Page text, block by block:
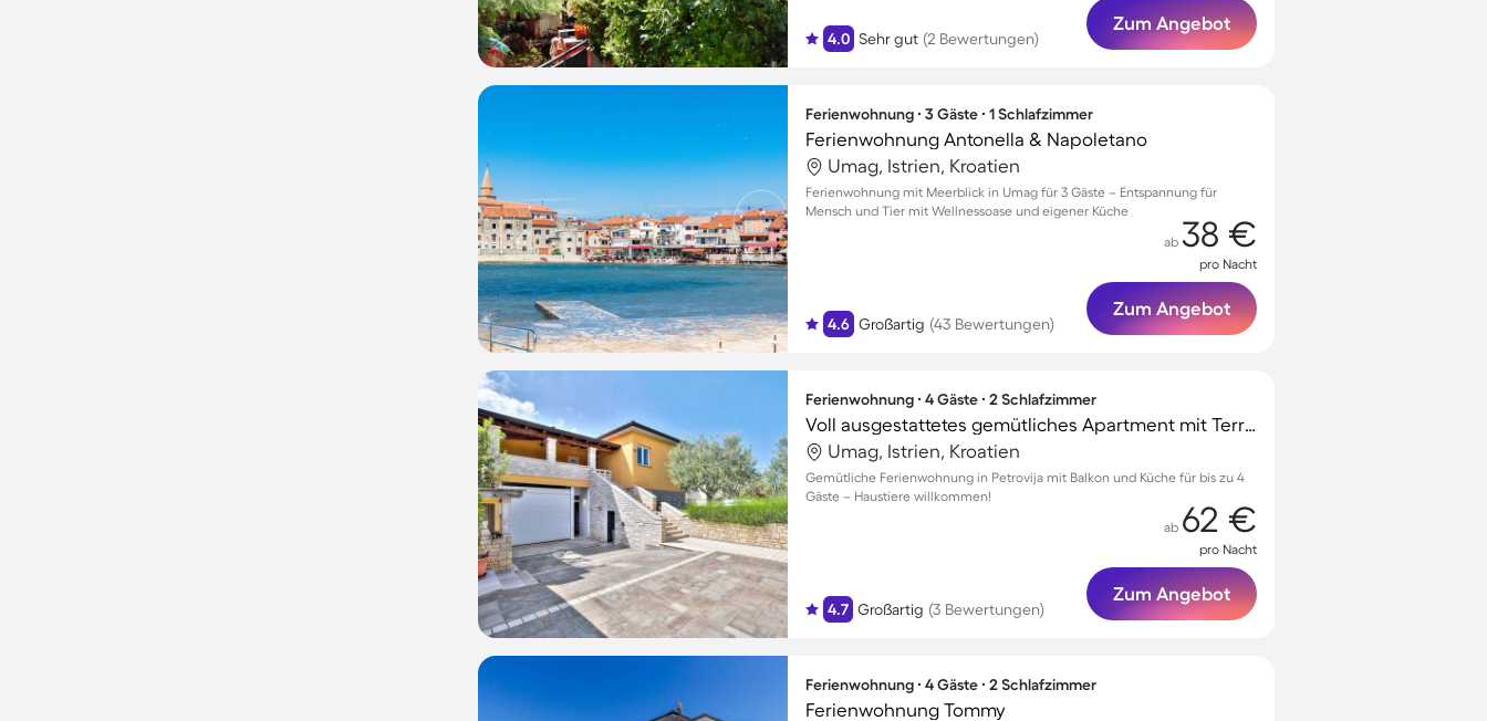
4.0 Sehr gut (2 Bewertungen)
Zum Angebot
Ferienwohnung ∙ 3 Gäste ∙ 1 Schlafzimmer
Ferienwohnung Antonella & Napoletano
Umag, Istrien, Kroatien
Ferienwohnung mit Meerblick in Umag für 3 Gäste – Entspannung für
Mensch und Tier mit Wellnessoase und eigener Küche
4.6 Großartig (43 Bewertungen)
ab 38 €
pro Nacht
Zum Angebot
Ferienwohnung ∙ 4 Gäste ∙ 2 Schlafzimmer
Voll ausgestattetes gemütliches Apartment mit Terrasse und Grill | Haustiere sind willkommen
Umag, Istrien, Kroatien
Gemütliche Ferienwohnung in Petrovija mit Balkon und Küche für bis zu 4
Gäste – Haustiere willkommen!
4.7 Großartig (3 Bewertungen)
ab 62 €
pro Nacht
Zum Angebot
Ferienwohnung ∙ 4 Gäste ∙ 2 Schlafzimmer
Ferienwohnung Tommy